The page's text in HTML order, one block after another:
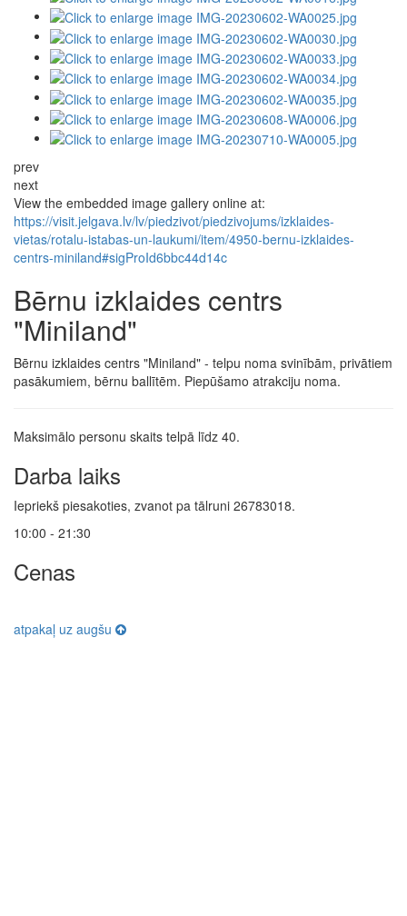
prev
next
View the embedded image gallery online at:
https://visit.jelgava.lv/lv/piedzivot/piedzivojums/izklaides-
vietas/rotalu-istabas-un-laukumi/item/4950-bernu-izklaides-
centrs-miniland#sigProId6bbc44d14c
Bērnu izklaides centrs
"Miniland"
Bērnu izklaides centrs "Miniland" - telpu noma svinībām, privātiem
pasākumiem, bērnu ballītēm. Piepūšamo atrakciju noma.
Maksimālo personu skaits telpā līdz 40.
Darba laiks
Iepriekš piesakoties, zvanot pa tālruni 26783018.
10:00 - 21:30
Cenas
atpakaļ uz augšu